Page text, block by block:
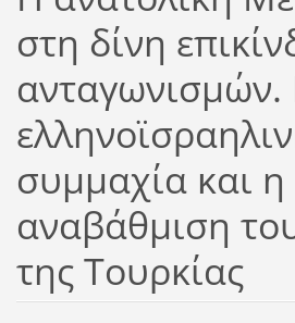
στη δίνη
ανταγωνισμών.
συμμαχία και η
αναβάθμιση
της Τουρκίας